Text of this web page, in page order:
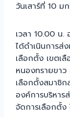
วันเสาร์ที่ 10 ม
เวลา 10.00 น.
ได้ดำเนินการส่
เลือกตั้ง เขตเ
หนองทรายขา
เลือกตั้งสมาชิก
องค์การบริหา
จัดการเลือกตั้ง